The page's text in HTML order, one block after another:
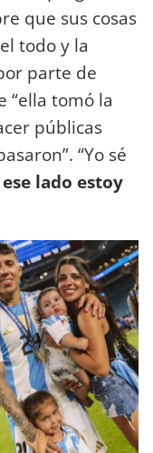
que sus cosas
todo y la
parte de
“ella tomó la
públicas
“Yo sé
lado estoy